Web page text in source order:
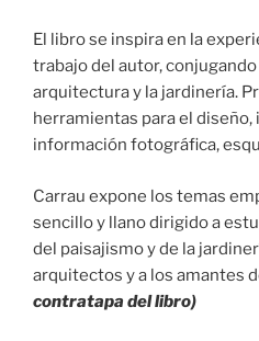
El libro se inspira en la
trabajo del autor,
arquitectura y la jardinería.
herramientas para el
información fotográfica,
Carrau expone los temas
sencillo y llano dirigido a
del paisajismo y de la
arquitectos y a los amantes
contratapa del libro)